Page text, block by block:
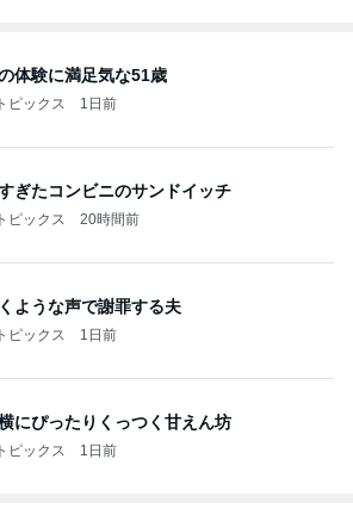
体験に満足気な51歳
ピックス 1日前
ぎたコンビニのサンドイッチ
ピックス 20時間前
ような声で謝罪する夫
ピックス 1日前
にぴったりくっつく甘えん坊
ピックス 1日前